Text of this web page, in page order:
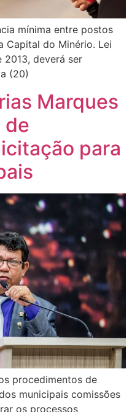
mínima entre postos
Capital do Minério. Lei
deverá ser
(20)
Marques
de
para
procedimentos de
municipais comissões
os processos